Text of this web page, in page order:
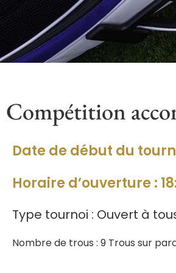
Compétition
Date de début du
Horaire d’ouverture :
Type tournoi : Ouvert à
Nombre de trous : 9 Trous sur